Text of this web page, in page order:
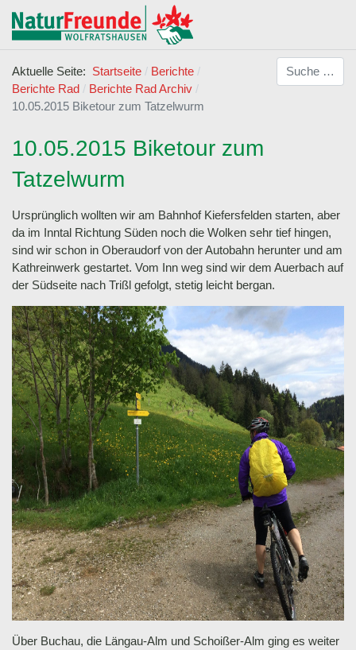
Aktuelle Seite: Startseite
Berichte
Berichte Rad
Berichte Rad Archiv
10.05.2015 Biketour zum Tatzelwurm
Suchen
10.05.2015 Biketour zum
Tatzelwurm
Ursprünglich wollten wir am Bahnhof Kiefersfelden starten, aber
da im Inntal Richtung Süden noch die Wolken sehr tief hingen,
sind wir schon in Oberaudorf von der Autobahn herunter und am
Kathreinwerk gestartet. Vom Inn weg sind wir dem Auerbach auf
der Südseite nach Trißl gefolgt, stetig leicht bergan.
Über Buchau, die Längau-Alm und Schoißer-Alm ging es weiter